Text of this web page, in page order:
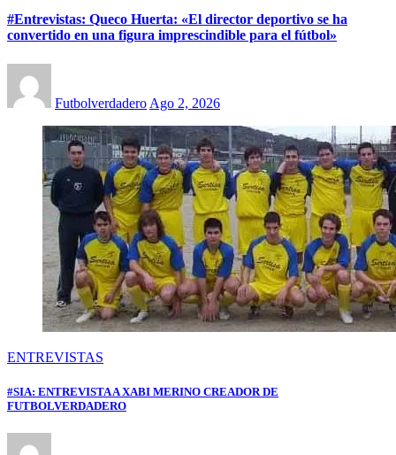
#Entrevistas: Queco Huerta: «El director deportivo se ha
convertido en una figura imprescindible para el fútbol»
Futbolverdadero Ago 2, 2026
ENTREVISTAS
#SIA: ENTREVISTA A XABI MERINO CREADOR DE
FUTBOLVERDADERO